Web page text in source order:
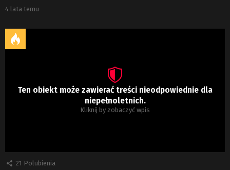
4 lata temu
Ten obiekt może zawierać treści nieodpowiednie dla
niepełnoletnich.
Kliknij by zobaczyć wpis
21 Polubienia